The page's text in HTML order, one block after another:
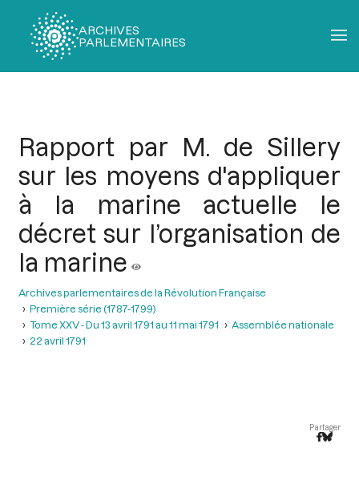
ARCHIVES
PARLEMENTAIRES
Rapport par M. de Sillery
sur les moyens d'appliquer
à la marine actuelle le
décret sur l’organisation de
la marine
Archives parlementaires de la Révolution Française
Première série (1787-1799)
Tome XXV - Du 13 avril 1791 au 11 mai 1791
Assemblée nationale
22 avril 1791
Partager